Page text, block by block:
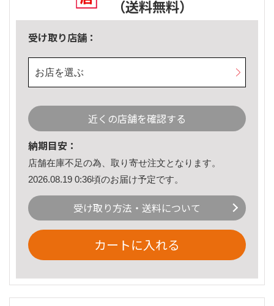
（送料無料）
受け取り店舗：
お店を選ぶ
近くの店舗を確認する
納期目安：
店舗在庫不足の為、取り寄せ注文となります。
2026.08.19 0:36頃のお届け予定です。
受け取り方法・送料について
カートに入れる